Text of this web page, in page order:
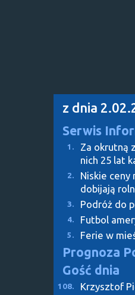
z dnia
Serwis
1.
Za okrutną
nich 25 lat
2.
Niskie ceny
dobijają
3. Podróż do
4. Futbol
5. Ferie w
Prognoza
Gość dnia
108. Krzysztof